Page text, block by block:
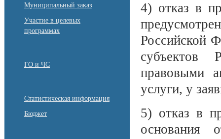
Муниципальный заказ
Участие в целевых
программах
ГО и ЧС
Статистическая информация
Бюджет
4) отказ в
Российской
субъектов
правовыми
услуги, у
5) отказ в
основания